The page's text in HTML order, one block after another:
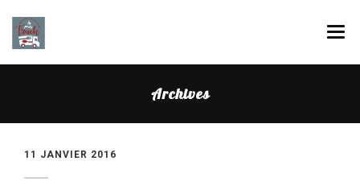
PRIVATISATION
Archives
11 JANVIER 2016